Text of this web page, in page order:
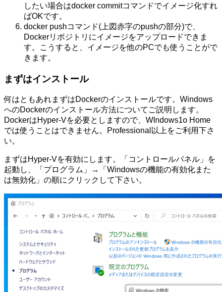
したい場合はdocker commitコマンドでイメージ化すれ
ばOKです。
docker pushコマンド(上図赤字のpushの部分)で、
Dockerリポジトリにイメージをアップロードできま
す。こうすると、イメージを他のPCでも使うことがで
きます。
まずはインストール
何はともあれまずはDockerのインストールです。Windows
へのDockerのインストール方法についてご説明します。
DockerはHyper-Vを必要としますので、WIndows1o Home
では使うことはできません。Professional以上をご利用下さ
い。
まずはHyper-Vを有効にします。「コントロールパネル」を
起動し、「プログラム」→「Windowsの機能の有効化また
は無効化」の順にクリックして下さい。